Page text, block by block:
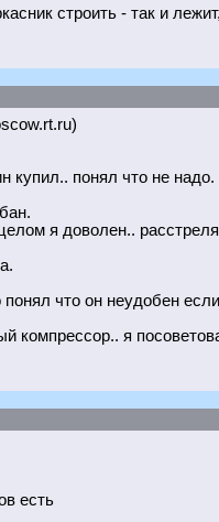
строить - так и
купил.. понял что не надо.
я доволен..
что он неудобен
компрессор.. я
есть